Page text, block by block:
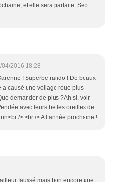
et elle sera parfaite. Seb
04/2016 18:28
! Superbe rando ! De beaux
a causé une voilage roue plus
demander de plus ?Ah si, voir
avec leurs belles oreilles de
/> <br /> A l année prochaine !
faussé mais bon encore une